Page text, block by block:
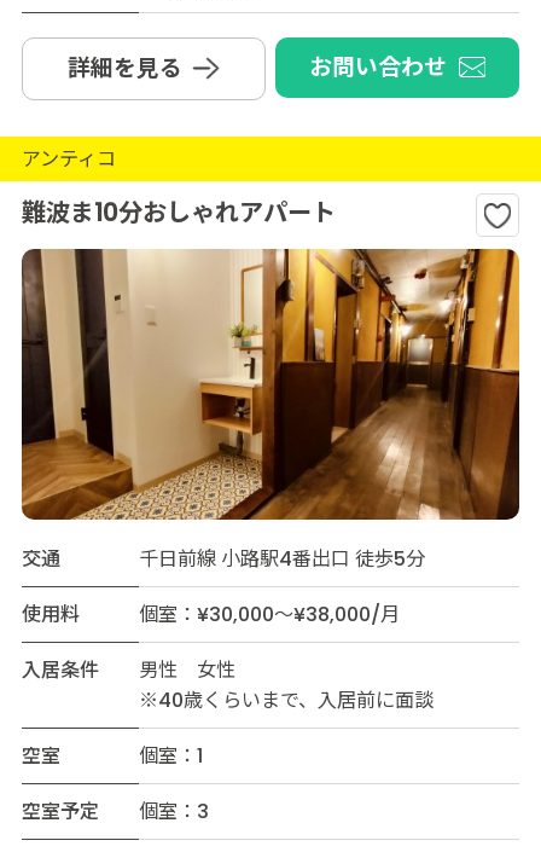
詳細を見る お問い合わせ
アンティコ
難波ま10分おしゃれアパート
交通
千日前線 小路駅4番出口 徒歩5分
使用料
個室：¥30,000～¥38,000/月
入居条件
男性 女性
※40歳くらいまで、入居前に面談
空室
個室：1
空室予定
個室：3